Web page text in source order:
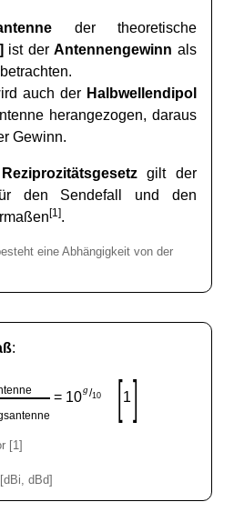
der theoretische
ist derAntennengewinn als
auch der Halbwellendipol
herangezogen, daraus
Gewinn.
Reziprozitätsgesetzgilt der
den Sendefall und den
[1].
eine Abhängigkeit von der
:
= 10
g/10 [1]
[1]
dBd]